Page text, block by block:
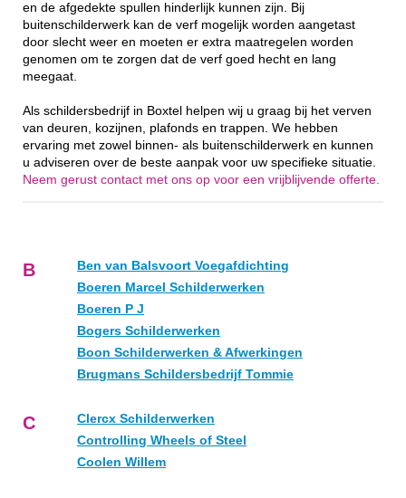
en de afgedekte spullen hinderlijk kunnen zijn. Bij
buitenschilderwerk kan de verf mogelijk worden aangetast
door slecht weer en moeten er extra maatregelen worden
genomen om te zorgen dat de verf goed hecht en lang
meegaat.
Als schildersbedrijf in Boxtel helpen wij u graag bij het verven
van deuren, kozijnen, plafonds en trappen. We hebben
ervaring met zowel binnen- als buitenschilderwerk en kunnen
u adviseren over de beste aanpak voor uw specifieke situatie.
Neem gerust contact met ons op voor een vrijblijvende offerte.
B
Ben van Balsvoort Voegafdichting
Boeren Marcel Schilderwerken
Boeren P J
Bogers Schilderwerken
Boon Schilderwerken & Afwerkingen
Brugmans Schildersbedrijf Tommie
C
Clercx Schilderwerken
Controlling Wheels of Steel
Coolen Willem